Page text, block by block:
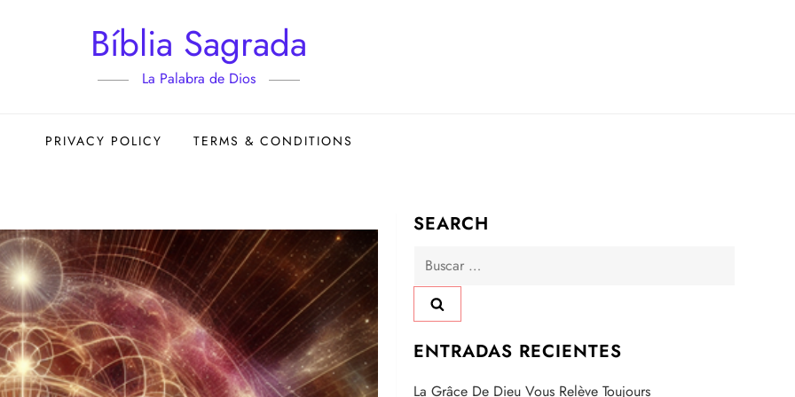
Bíblia Sagrada
La Palabra de Dios
PRIVACY POLICY TERMS & CONDITIONS
SEARCH
Buscar:
ENTRADAS RECIENTES
La Grâce De Dieu Vous Relève Toujours